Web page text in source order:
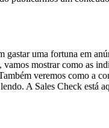
gastar uma fortuna em
mostrar como as
veremos como a
A Sales Check está